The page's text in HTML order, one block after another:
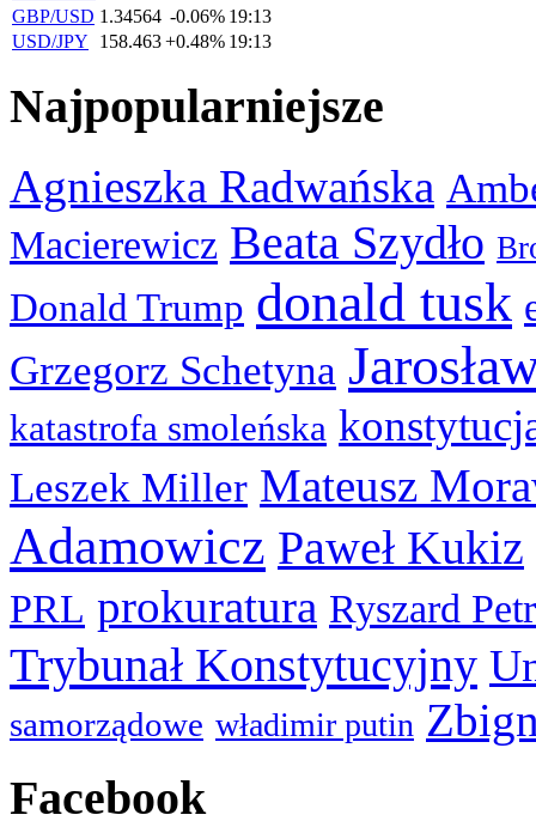
GBP/USD 1.34564 -0.06% 19:13
USD/JPY
158.463+0.48% 19:13
Najpopularniejsze
Agnieszka Radwańska
Macierewicz Beata Szydło
Donald Trump donald tusk
Grzegorz Schetyna
katastrofa smoleńska
Leszek Miller Mateusz
Adamowicz Paweł Kukiz
PRL prokuratura Ryszard
Trybunał Konstytucyjny
samorządowe władimir putin
Facebook